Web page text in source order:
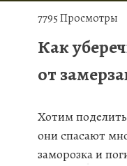
Орхидеи: советы
начинающих
Туя: сорта для
7795 Просмотры
Как
от
Хотим
они спасают
заморозка и